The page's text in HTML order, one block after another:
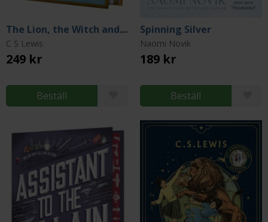
The Lion, the Witch and the Wardrobe (Deluxe Collector's Edition)
C S Lewis
249 kr
Beställ
Spinning Silver
Naomi Novik
189 kr
Beställ